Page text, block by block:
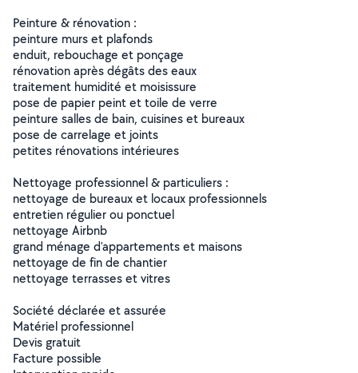
Peinture & rénovation :
peinture murs et plafonds
enduit, rebouchage et ponçage
rénovation après dégâts des eaux
traitement humidité et moisissure
pose de papier peint et toile de verre
peinture salles de bain, cuisines et bureaux
pose de carrelage et joints
petites rénovations intérieures
Nettoyage professionnel & particuliers :
nettoyage de bureaux et locaux professionnels
entretien régulier ou ponctuel
nettoyage Airbnb
grand ménage d'appartements et maisons
nettoyage de fin de chantier
nettoyage terrasses et vitres
Société déclarée et assurée
Matériel professionnel
Devis gratuit
Facture possible